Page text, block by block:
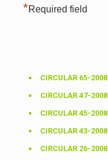
*Required field
CIRCULAR 65-2008
CIRCULAR 47-2008
CIRCULAR 45-2008
CIRCULAR 43-2008
CIRCULAR 26-2008